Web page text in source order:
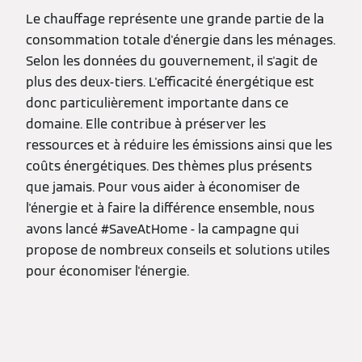
Le chauffage représente une grande partie de la
consommation totale d'énergie dans les ménages.
Selon les données du gouvernement, il s'agit de
plus des deux-tiers. L'efficacité énergétique est
donc particulièrement importante dans ce
domaine. Elle contribue à préserver les
ressources et à réduire les émissions ainsi que les
coûts énergétiques. Des thèmes plus présents
que jamais. Pour vous aider à économiser de
l'énergie et à faire la différence ensemble, nous
avons lancé #SaveAtHome - la campagne qui
propose de nombreux conseils et solutions utiles
pour économiser l'énergie.